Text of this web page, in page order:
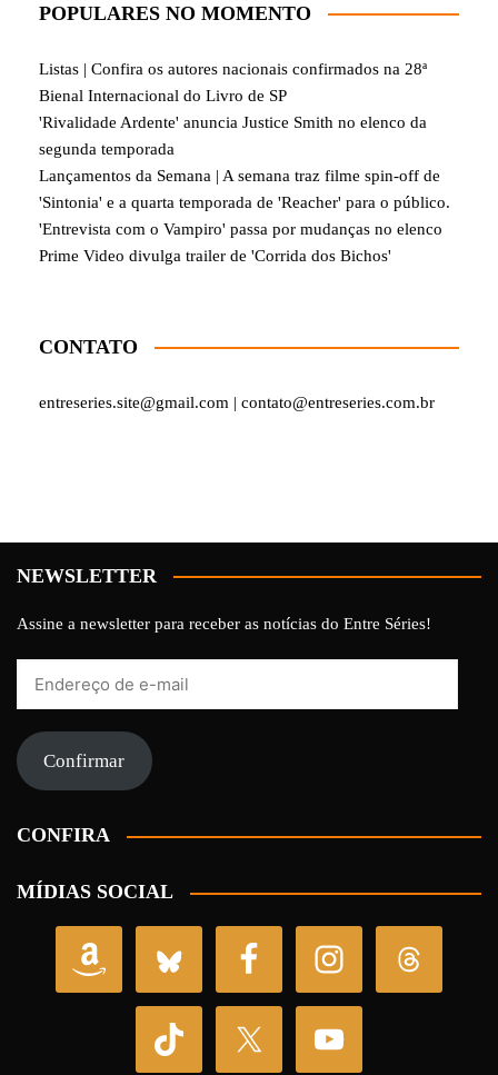
POPULARES NO MOMENTO
Listas | Confira os autores nacionais confirmados na 28ª
Bienal Internacional do Livro de SP
'Rivalidade Ardente' anuncia Justice Smith no elenco da
segunda temporada
Lançamentos da Semana | A semana traz filme spin-off de
'Sintonia' e a quarta temporada de 'Reacher' para o público.
'Entrevista com o Vampiro' passa por mudanças no elenco
Prime Video divulga trailer de 'Corrida dos Bichos'
CONTATO
entreseries.site@gmail.com | contato@entreseries.com.br
NEWSLETTER
Assine a newsletter para receber as notícias do Entre Séries!
mail Confirmar
CONFIRA
MÍDIAS SOCIAL